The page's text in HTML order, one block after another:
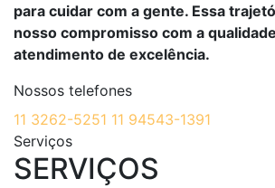
para cuidar com a gente. Essa
nosso compromisso com a
atendimento de excelência.
Nossos telefones
11 3262-5251 11 94543-1391
Serviços
SERVIÇOS